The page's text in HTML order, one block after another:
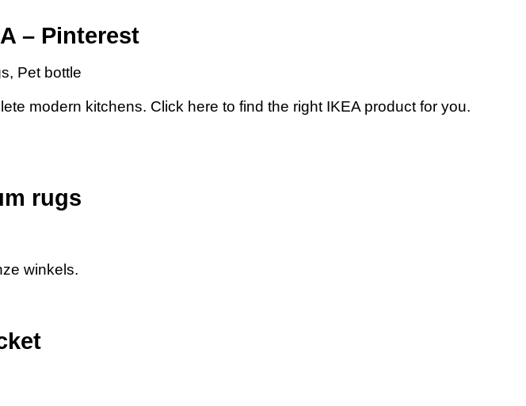
– Pinterest
Pet bottle
modern kitchens. Click here to find the right IKEA product for you.
rugs
winkels.